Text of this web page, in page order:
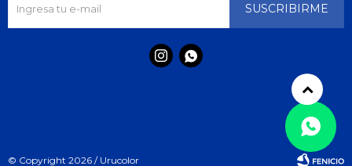
SUSCRIBIRME
 
© Copyright 2026 / Urucolor